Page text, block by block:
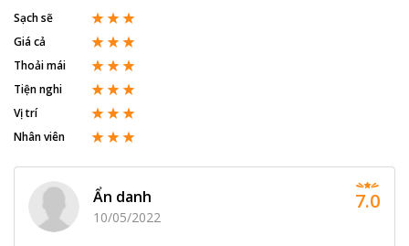
Sạch sẽ
Giá cả
Thoải mái
Tiện nghi
Vị trí
Nhân viên
Ẩn danh
10/05/2022
7.0